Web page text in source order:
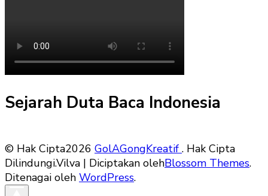
Sejarah Duta Baca Indonesia
© Hak Cipta2026 GolAGongKreatif . Hak Cipta
Dilindungi.Vilva | Diciptakan olehBlossom Themes.
Ditenagai oleh WordPress.